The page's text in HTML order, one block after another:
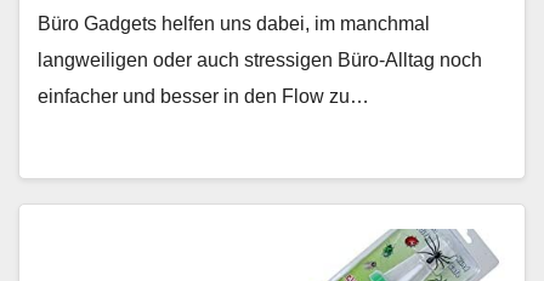
Zufriedenheit im Büro fördern
Büro Gadgets helfen uns dabei, im manchmal
langweiligen oder auch stressigen Büro-Alltag noch
einfacher und besser in den Flow zu…